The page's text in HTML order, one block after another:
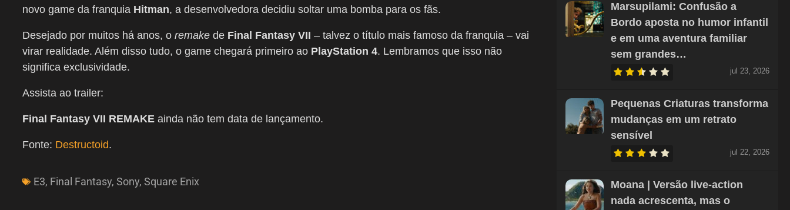
novo game da franquia Hitman, a desenvolvedora decidiu soltar uma bomba para os fãs.
Desejado por muitos há anos, o remake de Final Fantasy VII – talvez o título mais famoso da franquia – vai
virar realidade. Além disso tudo, o game chegará primeiro ao PlayStation 4. Lembramos que isso não
significa exclusividade.
Assista ao trailer:
Final Fantasy VII REMAKE ainda não tem data de lançamento.
Fonte: Destructoid.
E3, Final Fantasy, Sony, Square Enix
Marsupilami: Confusão a
Bordo aposta no humor infantil
e em uma aventura familiar
sem grandes…
jul 23, 2026
Pequenas Criaturas transforma
mudanças em um retrato
sensível
jul 22, 2026
Moana | Versão live-action
nada acrescenta, mas o